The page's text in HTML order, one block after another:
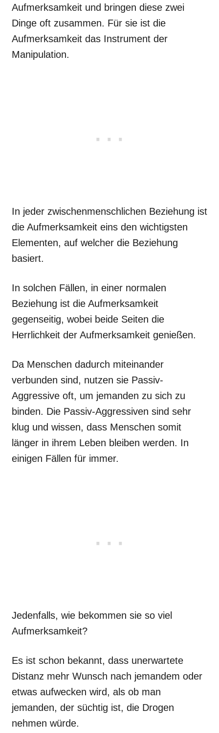
Aufmerksamkeit und bringen diese zwei
Dinge oft zusammen. Für sie ist die
Aufmerksamkeit das Instrument der
Manipulation.
In jeder zwischenmenschlichen Beziehung ist
die Aufmerksamkeit eins den wichtigsten
Elementen, auf welcher die Beziehung
basiert.
In solchen Fällen, in einer normalen
Beziehung ist die Aufmerksamkeit
gegenseitig, wobei beide Seiten die
Herrlichkeit der Aufmerksamkeit genießen.
Da Menschen dadurch miteinander
verbunden sind, nutzen sie Passiv-
Aggressive oft, um jemanden zu sich zu
binden. Die Passiv-Aggressiven sind sehr
klug und wissen, dass Menschen somit
länger in ihrem Leben bleiben werden. In
einigen Fällen für immer.
Jedenfalls, wie bekommen sie so viel
Aufmerksamkeit?
Es ist schon bekannt, dass unerwartete
Distanz mehr Wunsch nach jemandem oder
etwas aufwecken wird, als ob man
jemanden, der süchtig ist, die Drogen
nehmen würde.